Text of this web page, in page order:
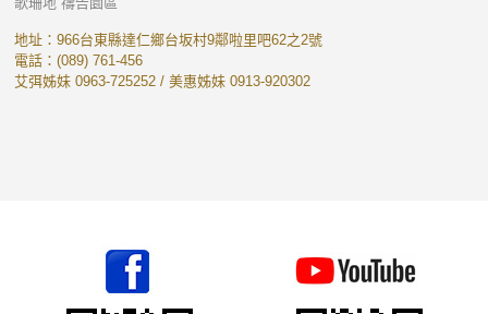
地址：966台東縣達仁鄉台坂村9鄰啦里吧62之2號
電話：(089) 761-456
艾弭姊妹 0963-725252 / 美惠姊妹 0913-920302